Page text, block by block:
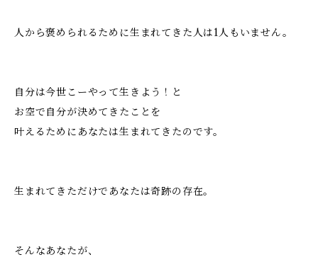
人から褒められるために生まれてきた人は1人もいません。
自分は今世こーやって生きよう！と
お空で自分が決めてきたことを
叶えるためにあなたは生まれてきたのです。
生まれてきただけであなたは奇跡の存在。
そんなあなたが、